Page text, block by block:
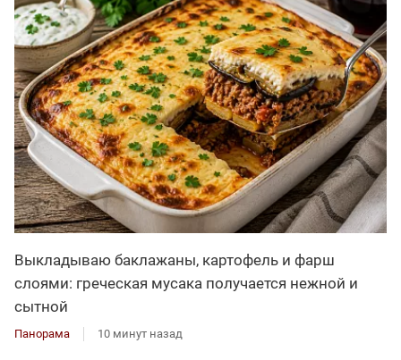
Выкладываю баклажаны, картофель и фарш
слоями: греческая мусака получается нежной и
сытной
Панорама 10 минут назад